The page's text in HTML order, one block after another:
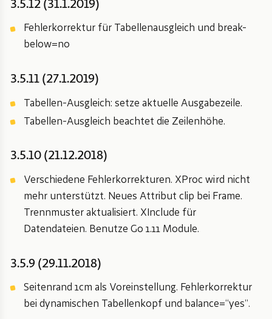
3.5.12 (31.1.2019)
Fehlerkorrektur für Tabellenausgleich und break-
below=no
3.5.11 (27.1.2019)
Tabellen-Ausgleich: setze aktuelle Ausgabezeile.
Tabellen-Ausgleich beachtet die Zeilenhöhe.
3.5.10 (21.12.2018)
Verschiedene Fehlerkorrekturen. XProc wird nicht
mehr unterstützt. Neues Attribut clip bei Frame.
Trennmuster aktualisiert. XInclude für
Datendateien. Benutze Go 1.11 Module.
3.5.9 (29.11.2018)
Seitenrand 1cm als Voreinstellung. Fehlerkorrektur
bei dynamischen Tabellenkopf und balance=“yes”.